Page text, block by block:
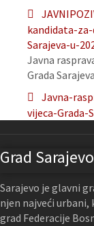
kandidata-
Sarajeva-u-
Javna
Grada
Javna-
vijeca-Grada-
Grad Sarajevo
Sarajevo je glavni
njen najveći
grad Federacije